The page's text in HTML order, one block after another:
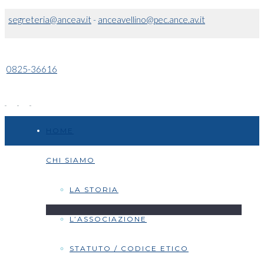
segreteria@anceav.it- anceavellino@pec.ance.av.it
0825-36616
CHI SIAMO
LA STORIA
L’ASSOCIAZIONE
STATUTO / CODICE ETICO